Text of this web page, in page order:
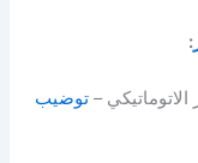
:
الاتوماتيكي –توضيب